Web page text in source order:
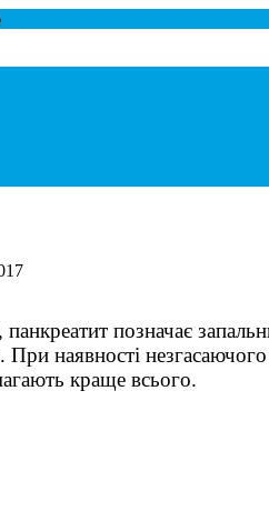
і лікування панкреатиту.
панкреатит позначає
При наявності
краще всього.